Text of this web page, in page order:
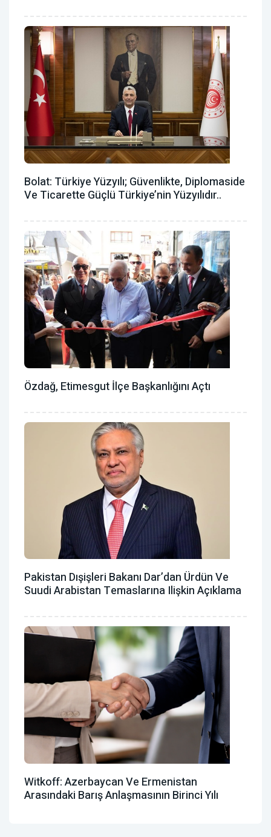
Bolat: Türkiye Yüzyılı; Güvenlikte, Diplomaside
Ve Ticarette Güçlü Türkiye’nin Yüzyılıdır..
Özdağ, Etimesgut İlçe Başkanlığını Açtı
Pakistan Dışişleri Bakanı Dar’dan Ürdün Ve
Suudi Arabistan Temaslarına Ilişkin Açıklama
Witkoff: Azerbaycan Ve Ermenistan
Arasındaki Barış Anlaşmasının Birinci Yılı